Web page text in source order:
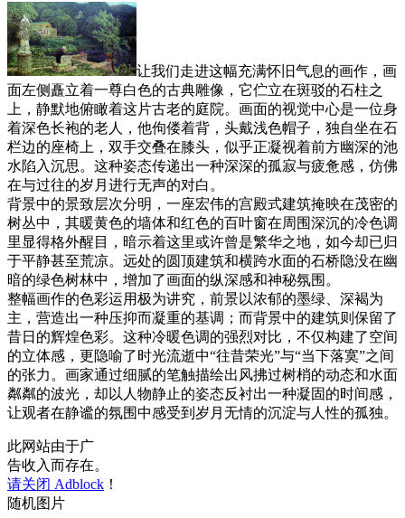
让我们走进这幅充满怀旧气息的画作，画
面左侧矗立着一尊白色的古典雕像，它伫立在斑驳的石柱之
上，静默地俯瞰着这片古老的庭院。画面的视觉中心是一位身
着深色长袍的老人，他佝偻着背，头戴浅色帽子，独自坐在石
栏边的座椅上，双手交叠在膝头，似乎正凝视着前方幽深的池
水陷入沉思。这种姿态传递出一种深深的孤寂与疲惫感，仿佛
在与过往的岁月进行无声的对白。
背景中的景致层次分明，一座宏伟的宫殿式建筑掩映在茂密的
树丛中，其暖黄色的墙体和红色的百叶窗在周围深沉的冷色调
里显得格外醒目，暗示着这里或许曾是繁华之地，如今却已归
于平静甚至荒凉。远处的圆顶建筑和横跨水面的石桥隐没在幽
暗的绿色树林中，增加了画面的纵深感和神秘氛围。
整幅画作的色彩运用极为讲究，前景以浓郁的墨绿、深褐为
主，营造出一种压抑而凝重的基调；而背景中的建筑则保留了
昔日的辉煌色彩。这种冷暖色调的强烈对比，不仅构建了空间
的立体感，更隐喻了时光流逝中“往昔荣光”与“当下落寞”之间
的张力。画家通过细腻的笔触描绘出风拂过树梢的动态和水面
粼粼的波光，却以人物静止的姿态反衬出一种凝固的时间感，
让观者在静谧的氛围中感受到岁月无情的沉淀与人性的孤独。
此网站由于广
告收入而存在。
请关闭 Adblock ！
随机图片